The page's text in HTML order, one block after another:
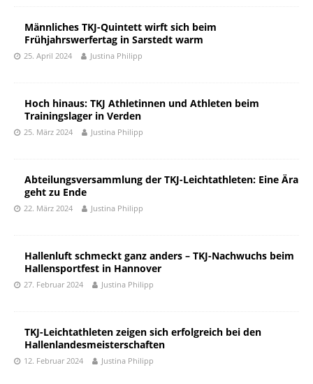
Männliches TKJ-Quintett wirft sich beim
Frühjahrswerfertag in Sarstedt warm
25. April 2024 Justina Philipp
Hoch hinaus: TKJ Athletinnen und Athleten beim
Trainingslager in Verden
25. März 2024 Justina Philipp
Abteilungsversammlung der TKJ-Leichtathleten: Eine Ära
geht zu Ende
22. März 2024 Justina Philipp
Hallenluft schmeckt ganz anders – TKJ-Nachwuchs beim
Hallensportfest in Hannover
27. Februar 2024 Justina Philipp
TKJ-Leichtathleten zeigen sich erfolgreich bei den
Hallenlandesmeisterschaften
12. Februar 2024 Justina Philipp